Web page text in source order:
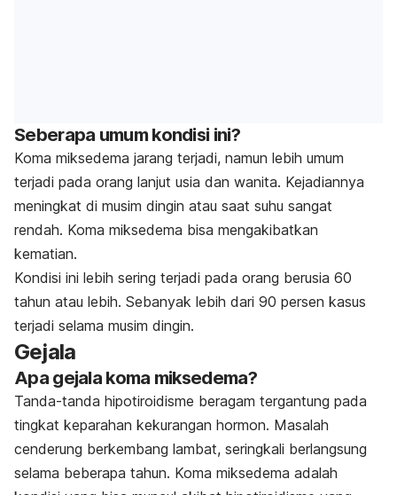
Seberapa umum kondisi ini?
Koma miksedema jarang terjadi, namun lebih umum
terjadi pada orang lanjut usia dan wanita. Kejadiannya
meningkat di musim dingin atau saat suhu sangat
rendah. Koma miksedema bisa mengakibatkan
kematian.
Kondisi ini lebih sering terjadi pada orang berusia 60
tahun atau lebih. Sebanyak lebih dari 90 persen kasus
terjadi selama musim dingin.
Gejala
Apa gejala koma miksedema?
Tanda-tanda hipotiroidisme beragam tergantung pada
tingkat keparahan kekurangan hormon. Masalah
cenderung berkembang lambat, seringkali berlangsung
selama beberapa tahun. Koma miksedema adalah